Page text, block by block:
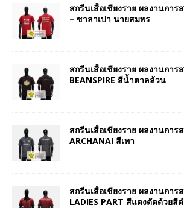
สกรีนเสื้อเชียงราย ผลงานกา
– ซาลาเปา นายสมพร
สกรีนเสื้อเชียงราย ผลงานการ
BEANSPIRE สีน้ำตาลล้วน
สกรีนเสื้อเชียงราย ผลงานการ
ARCHANAI สีเทา
สกรีนเสื้อเชียงราย ผลงานการ
LADIES PART สีแดงตัดด้วยสี